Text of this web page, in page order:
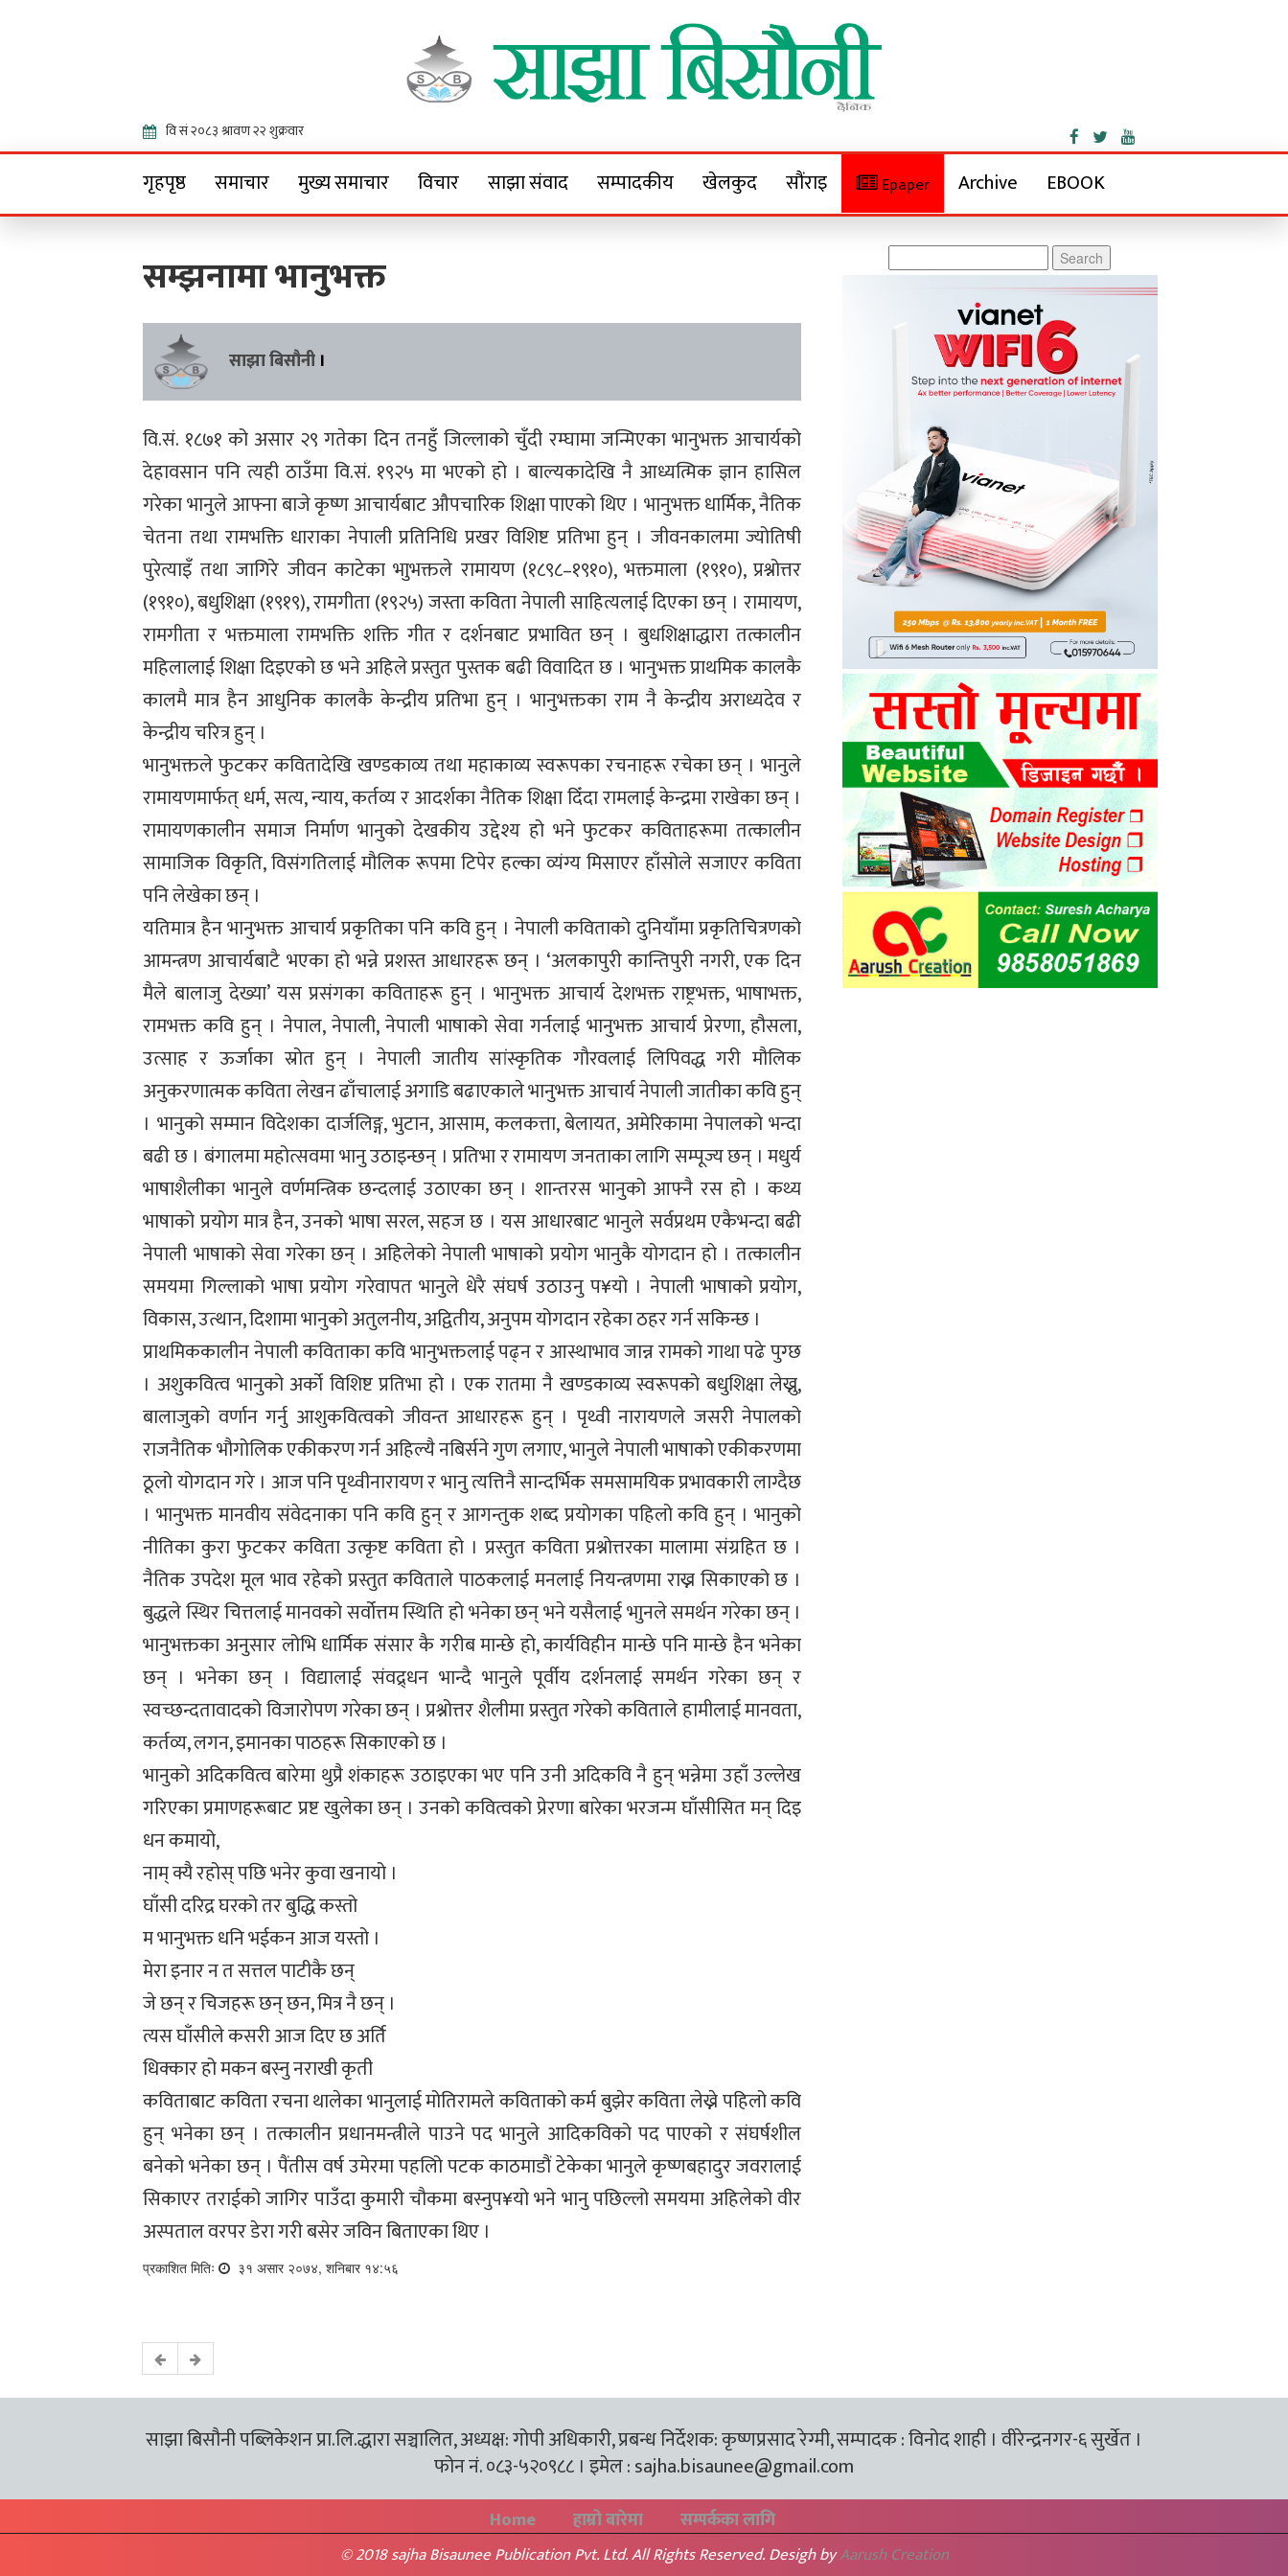
Sajha Bisaunee
गृहपृष्ठ समाचार मुख्य समाचार विचार साझा संवाद सम्पादकीय खेलकुद सौंराइ Epaper Archive EBOOK
सम्झनामा भानुभक्त
साझा बिसौनी ।
वि.सं. १८७१ को असार २९ गतेका दिन तनहुँ जिल्लाको चुँदी रम्घामा जन्मिएका भानुभक्त आचार्यको
देहावसान पनि त्यही ठाउँमा वि.सं. १९२५ मा भएको हो । बाल्यकादेखि नै आध्यत्मिक ज्ञान हासिल
गरेका भानुले आफ्ना बाजे कृष्ण आचार्यबाट औपचारिक शिक्षा पाएको थिए । भानुभक्त धार्मिक, नैतिक
चेतना तथा रामभक्ति धाराका नेपाली प्रतिनिधि प्रखर विशिष्ट प्रतिभा हुन् । जीवनकालमा ज्योतिषी
पुरेत्याइँ तथा जागिरे जीवन काटेका भाुभक्तले रामायण (१८९८–१९१०), भक्तमाला (१९१०), प्रश्नोत्तर
(१९१०), बधुशिक्षा (१९१९), रामगीता (१९२५) जस्ता कविता नेपाली साहित्यलाई दिएका छन् । रामायण,
रामगीता र भक्तमाला रामभक्ति शक्ति गीत र दर्शनबाट प्रभावित छन् । बुधशिक्षाद्धारा तत्कालीन
महिलालाई शिक्षा दिइएको छ भने अहिले प्रस्तुत पुस्तक बढी विवादित छ । भानुभक्त प्राथमिक कालकै
कालमै मात्र हैन आधुनिक कालकै केन्द्रीय प्रतिभा हुन् । भानुभक्तका राम नै केन्द्रीय अराध्यदेव र
केन्द्रीय चरित्र हुन् ।
भानुभक्तले फुटकर कवितादेखि खण्डकाव्य तथा महाकाव्य स्वरूपका रचनाहरू रचेका छन् । भानुले
रामायणमार्फत् धर्म, सत्य, न्याय, कर्तव्य र आदर्शका नैतिक शिक्षा दिँदा रामलाई केन्द्रमा राखेका छन् ।
रामायणकालीन समाज निर्माण भानुको देखकीय उद्देश्य हो भने फुटकर कविताहरूमा तत्कालीन
सामाजिक विकृति, विसंगतिलाई मौलिक रूपमा टिपेर हल्का व्यंग्य मिसाएर हाँसोले सजाएर कविता
पनि लेखेका छन् ।
यतिमात्र हैन भानुभक्त आचार्य प्रकृतिका पनि कवि हुन् । नेपाली कविताको दुनियाँमा प्रकृतिचित्रणको
आमन्त्रण आचार्यबाटै भएका हो भन्ने प्रशस्त आधारहरू छन् । ‘अलकापुरी कान्तिपुरी नगरी, एक दिन
मैले बालाजु देख्या’ यस प्रसंगका कविताहरू हुन् । भानुभक्त आचार्य देशभक्त राष्ट्रभक्त, भाषाभक्त,
रामभक्त कवि हुन् । नेपाल, नेपाली, नेपाली भाषाको सेवा गर्नलाई भानुभक्त आचार्य प्रेरणा, हौसला,
उत्साह र ऊर्जाका स्रोत हुन् । नेपाली जातीय सांस्कृतिक गौरवलाई लिपिवद्ध गरी मौलिक
अनुकरणात्मक कविता लेखन ढाँचालाई अगाडि बढाएकाले भानुभक्त आचार्य नेपाली जातीका कवि हुन्
। भानुको सम्मान विदेशका दार्जलिङ्ग, भुटान, आसाम, कलकत्ता, बेलायत, अमेरिकामा नेपालको भन्दा
बढी छ । बंगालमा महोत्सवमा भानु उठाइन्छन् । प्रतिभा र रामायण जनताका लागि सम्पूज्य छन् । मधुर्य
भाषाशैलीका भानुले वर्णमन्त्रिक छन्दलाई उठाएका छन् । शान्तरस भानुको आफ्नै रस हो । कथ्य
भाषाको प्रयोग मात्र हैन, उनको भाषा सरल, सहज छ । यस आधारबाट भानुले सर्वप्रथम एकैभन्दा बढी
नेपाली भाषाको सेवा गरेका छन् । अहिलेको नेपाली भाषाको प्रयोग भानुकै योगदान हो । तत्कालीन
समयमा गिल्लाको भाषा प्रयोग गरेवापत भानुले धेरै संघर्ष उठाउनु प¥यो । नेपाली भाषाको प्रयोग,
विकास, उत्थान, दिशामा भानुको अतुलनीय, अद्वितीय, अनुपम योगदान रहेका ठहर गर्न सकिन्छ ।
प्राथमिककालीन नेपाली कविताका कवि भानुभक्तलाई पढ्न र आस्थाभाव जान्न रामको गाथा पढे पुग्छ
। अशुकवित्व भानुको अर्को विशिष्ट प्रतिभा हो । एक रातमा नै खण्डकाव्य स्वरूपको बधुशिक्षा लेख्नु,
बालाजुको वर्णान गर्नु आशुकवित्वको जीवन्त आधारहरू हुन् । पृथ्वी नारायणले जसरी नेपालको
राजनैतिक भौगोलिक एकीकरण गर्न अहिल्यै नबिर्सने गुण लगाए, भानुले नेपाली भाषाको एकीकरणमा
ठूलो योगदान गरे । आज पनि पृथ्वीनारायण र भानु त्यत्तिनै सान्दर्भिक समसामयिक प्रभावकारी लाग्दैछ
। भानुभक्त मानवीय संवेदनाका पनि कवि हुन् र आगन्तुक शब्द प्रयोगका पहिलो कवि हुन् । भानुको
नीतिका कुरा फुटकर कविता उत्कृष्ट कविता हो । प्रस्तुत कविता प्रश्नोत्तरका मालामा संग्रहित छ ।
नैतिक उपदेश मूल भाव रहेको प्रस्तुत कविताले पाठकलाई मनलाई नियन्त्रणमा राख्न सिकाएको छ ।
बुद्धले स्थिर चित्तलाई मानवको सर्वोत्तम स्थिति हो भनेका छन् भने यसैलाई भाुनले समर्थन गरेका छन् ।
भानुभक्तका अनुसार लोभि धार्मिक संसार कै गरीब मान्छे हो, कार्यविहीन मान्छे पनि मान्छे हैन भनेका
छन् । भनेका छन् । विद्यालाई संवद्र्धन भान्दै भानुले पूर्वीय दर्शनलाई समर्थन गरेका छन् र
स्वच्छन्दतावादको विजारोपण गरेका छन् । प्रश्नोत्तर शैलीमा प्रस्तुत गरेको कविताले हामीलाई मानवता,
कर्तव्य, लगन, इमानका पाठहरू सिकाएको छ ।
भानुको अदिकवित्व बारेमा थुप्रै शंकाहरू उठाइएका भए पनि उनी अदिकवि नै हुन् भन्नेमा उहाँ उल्लेख
गरिएका प्रमाणहरूबाट प्रष्ट खुलेका छन् । उनको कवित्वको प्रेरणा बारेका भरजन्म घाँसीसित मन् दिइ
धन कमायो,
नाम् क्यै रहोस् पछि भनेर कुवा खनायो ।
घाँसी दरिद्र घरको तर बुद्धि कस्तो
म भानुभक्त धनि भईकन आज यस्तो ।
मेरा इनार न त सत्तल पाटीकै छन्
जे छन् र चिजहरू छन् छन, मित्र नै छन् ।
त्यस घाँसीले कसरी आज दिए छ अर्ति
धिक्कार हो मकन बस्नु नराखी कृती
कविताबाट कविता रचना थालेका भानुलाई मोतिरामले कविताको कर्म बुझेर कविता लेख्ने पहिलो कवि
हुन् भनेका छन् । तत्कालीन प्रधानमन्त्रीले पाउने पद भानुले आदिकविको पद पाएको र संघर्षशील
बनेको भनेका छन् । पैंतीस वर्ष उमेरमा पहलिो पटक काठमाडौं टेकेका भानुले कृष्णबहादुर जवरालाई
सिकाएर तराईको जागिर पाउँदा कुमारी चौकमा बस्नुप¥यो भने भानु पछिल्लो समयमा अहिलेको वीर
अस्पताल वरपर डेरा गरी बसेर जविन बिताएका थिए ।
प्रकाशित मितिः ३१ असार २०७४, शनिबार १४:५६
for:
साझा बिसौनी पब्लिकेशन प्रा.लि.द्धारा सञ्चालित, अध्यक्ष: गोपी अधिकारी, प्रबन्ध निर्देशक: कृष्णप्रसाद रेग्मी, सम्पादक : विनोद शाही । वीरेन्द्रनगर-६ सुर्खेत ।
फोन नं. ०८३-५२०९८८ । इमेल :sajha.bisaunee@gmail.com
Home हाम्रो बारेमा सम्पर्कका लागि
© 2018 sajha Bisaunee Publication Pvt. Ltd. All Rights Reserved. Desigh byAarush Creation